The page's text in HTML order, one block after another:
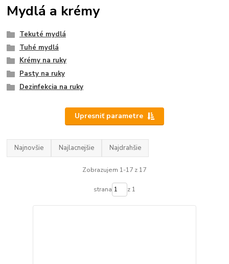
Mydlá a krémy
Tekuté mydlá
Tuhé mydlá
Krémy na ruky
Pasty na ruky
Dezinfekcia na ruky
Upresniť parametre
Najnovšie Najlacnejšie Najdrahšie
Zobrazujem 1-17 z 17
strana z 1